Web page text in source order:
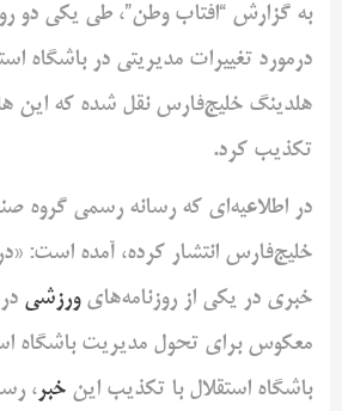
به گزارش “افتاب وطن”، طی یکی دو
درمورد تغییرات مدیریتی در باشگاه
هلدینگ خلیج‌فارس نقل شده که این
تکذیب کرد.
در اطلاعیه‌ای که رسانه رسمی گروه
خلیج‌فارس انتشار کرده، آمده است:
خبری در یکی از روزنامه‌هایورزشی
معکوس برای تحول مدیریت باشگاه
باشگاه استقلال با تکذیب این خبر ،